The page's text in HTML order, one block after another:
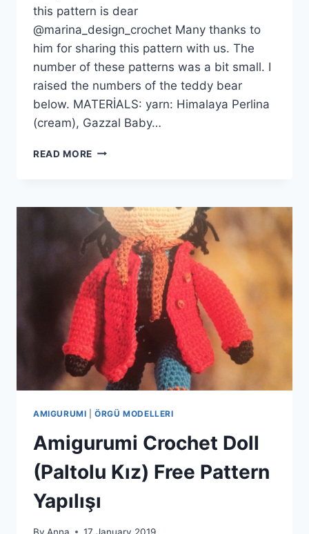
this pattern is dear
@marina_design_crochet Many thanks to
him for sharing this pattern with us. The
number of these patterns was a bit small. I
raised the numbers of the teddy bear
below. MATERİALS: yarn: Himalaya Perlina
(cream), Gazzal Baby…
READ MORE AMIGURUMI
BEAR
FREE
PATTERN
AMIGURUMI |ÖRGÜ MODELLERI
Amigurumi Crochet Doll
(Paltolu Kız) Free Pattern
Yapılışı